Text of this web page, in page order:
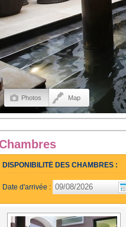
Photos Map
Chambres
DISPONIBILITÉ DES CHAMBRES :
Date d'arrivée :